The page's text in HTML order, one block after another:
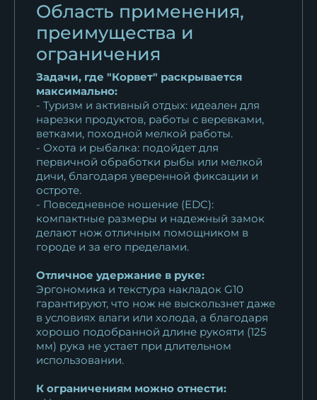
Область применения,
преимущества и
ограничения
Задачи, где "Корвет" раскрывается
максимально:
- Туризм и активный отдых: идеален для
нарезки продуктов, работы с веревками,
ветками, походной мелкой работы.
- Охота и рыбалка: подойдет для
первичной обработки рыбы или мелкой
дичи, благодаря уверенной фиксации и
остроте.
- Повседневное ношение (EDC):
компактные размеры и надежный замок
делают нож отличным помощником в
городе и за его пределами.
Отличное удержание в руке:
Эргономика и текстура накладок G10
гарантируют, что нож не выскользнет даже
в условиях влаги или холода, а благодаря
хорошо подобранной длине рукояти (125
мм) рука не устает при длительном
использовании.
К ограничениям можно отнести: